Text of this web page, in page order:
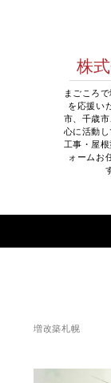
株
まごころ
を応援い
市、千歳
心に活動
工事・屋
ォームお
増改築札幌